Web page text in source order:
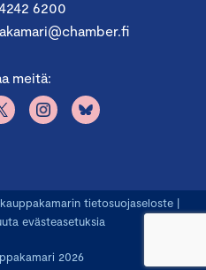
6200
meitä:
2026
tietosuojaseloste |
evästeasetuksia